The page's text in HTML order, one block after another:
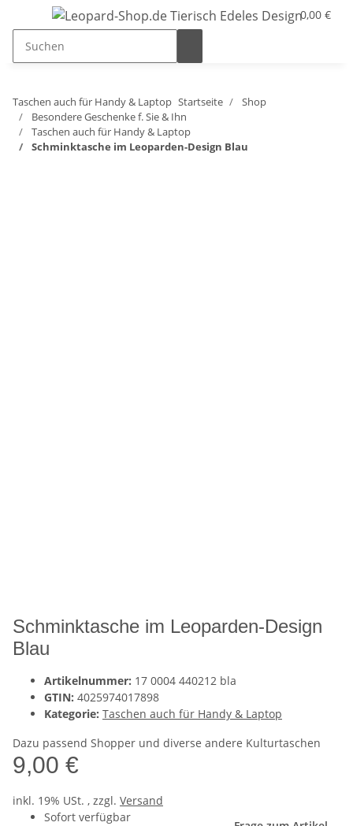
0,00 €
Taschen auch für Handy & Laptop Startseite
Shop
Besondere Geschenke f. Sie & Ihn
Taschen auch für Handy & Laptop
Schminktasche im Leoparden-Design Blau
Schminktasche im Leoparden-Design
Blau
Artikelnummer: 17 0004 440212 bla
GTIN: 4025974017898
Kategorie: Taschen auch für Handy & Laptop
Dazu passend Shopper und diverse andere Kulturtaschen
9,00 €
inkl. 19% USt. , zzgl. Versand
Sofort verfügbar